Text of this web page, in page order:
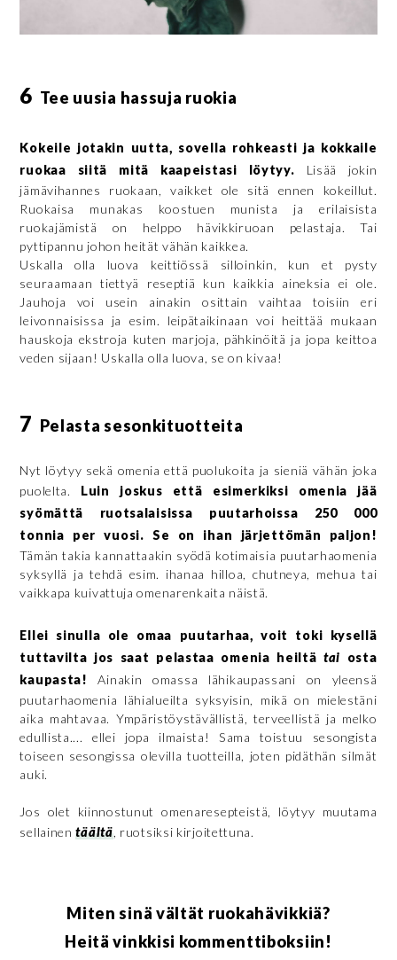
6 Tee uusia hassuja ruokia
Kokeile jotakin uutta, sovella rohkeasti ja kokkaile
ruokaa siitä mitä kaapeistasi löytyy. Lisää jokin
jämävihannes ruokaan, vaikket ole sitä ennen kokeillut.
Ruokaisa munakas koostuen munista ja erilaisista
ruokajämistä on helppo hävikkiruoan pelastaja. Tai
pyttipannu johon heität vähän kaikkea.
Uskalla olla luova keittiössä silloinkin, kun et pysty
seuraamaan tiettyä reseptiä kun kaikkia aineksia ei ole.
Jauhoja voi usein ainakin osittain vaihtaa toisiin eri
leivonnaisissa ja esim. leipätaikinaan voi heittää mukaan
hauskoja ekstroja kuten marjoja, pähkinöitä ja jopa keittoa
veden sijaan! Uskalla olla luova, se on kivaa!
7 Pelasta sesonkituotteita
Nyt löytyy sekä omenia että puolukoita ja sieniä vähän joka
puolelta. Luin joskus että esimerkiksi omenia jää
syömättä ruotsalaisissa puutarhoissa 250 000
tonnia per vuosi. Se on ihan järjettömän paljon!
Tämän takia kannattaakin syödä kotimaisia puutarhaomenia
syksyllä ja tehdä esim. ihanaa hilloa, chutneya, mehua tai
vaikkapa kuivattuja omenarenkaita näistä.
Ellei sinulla ole omaa puutarhaa, voit toki kysellä
tuttavilta jos saat pelastaa omenia heiltätai osta
kaupasta!
Ainakin omassa lähikaupassani on yleensä
puutarhaomenia lähialueilta syksyisin, mikä on mielestäni
aika mahtavaa. Ympäristöystävällistä, terveellistä ja melko
edullista.... ellei jopa ilmaista! Sama toistuu sesongista
toiseen sesongissa olevilla tuotteilla, joten pidäthän silmät
auki.
Jos olet kiinnostunut omenaresepteistä, löytyy muutama
sellainentäältä, ruotsiksi kirjoitettuna.
Miten sinä vältät ruokahävikkiä?
Heitä vinkkisi kommenttiboksiin!